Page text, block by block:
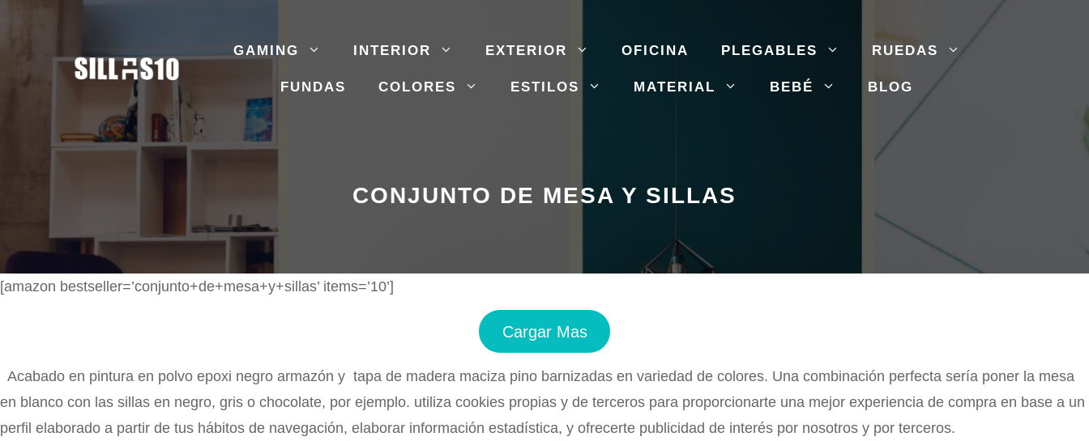
contenido
GAMING INTERIOR EXTERIOR OFICINA PLEGABLES RUEDAS
FUNDAS COLORES ESTILOS MATERIAL BEBÉ BLOG
CONJUNTO DE MESA Y SILLAS
[amazon bestseller=’conjunto+de+mesa+y+sillas’ items=’10’]
Cargar Mas
Acabado en pintura en polvo epoxi negro armazón y tapa de madera maciza pino barnizadas en variedad de colores. Una combinación perfecta sería poner la mesa
en blanco con las sillas en negro, gris o chocolate, por ejemplo. utiliza cookies propias y de terceros para proporcionarte una mejor experiencia de compra en base a un
perfil elaborado a partir de tus hábitos de navegación, elaborar información estadística, y ofrecerte publicidad de interés por nosotros y por terceros.